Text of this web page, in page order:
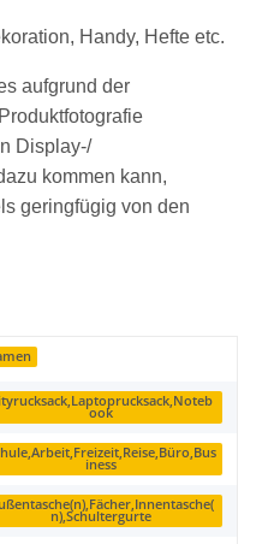
Handy, Hefte etc.
aufgrund der
Display-/
kommen kann,
geringfügig von den
ook
iness
n),Schultergurte